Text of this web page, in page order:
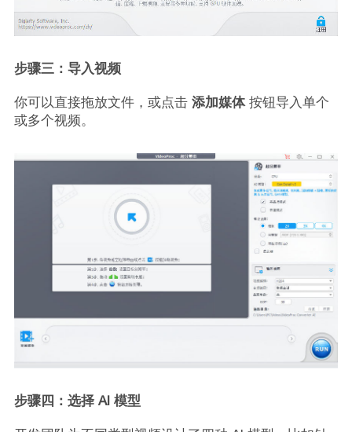
步骤三：导入视频
你可以直接拖放文件，或点击 添加媒体按钮导入单个
或多个视频。
步骤四：选择 AI 模型